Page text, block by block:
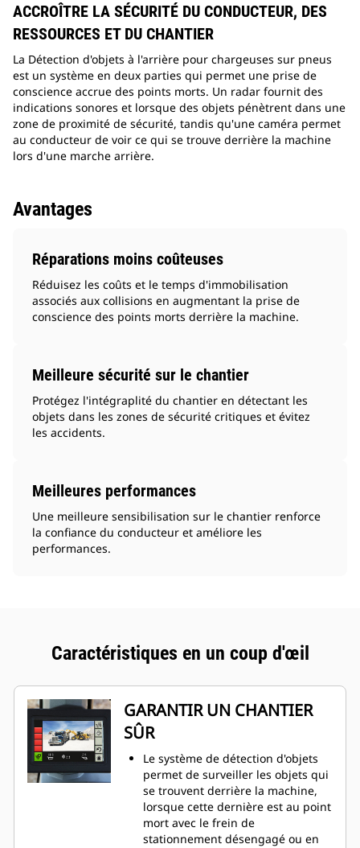
ACCROÎTRE LA SÉCURITÉ DU CONDUCTEUR, DES
RESSOURCES ET DU CHANTIER
La Détection d'objets à l'arrière pour chargeuses sur pneus
est un système en deux parties qui permet une prise de
conscience accrue des points morts. Un radar fournit des
indications sonores et lorsque des objets pénètrent dans une
zone de proximité de sécurité, tandis qu'une caméra permet
au conducteur de voir ce qui se trouve derrière la machine
lors d'une marche arrière.
Avantages
Réparations moins coûteuses
Réduisez les coûts et le temps d'immobilisation
associés aux collisions en augmentant la prise de
conscience des points morts derrière la machine.
Meilleure sécurité sur le chantier
Protégez l'intégraplité du chantier en détectant les
objets dans les zones de sécurité critiques et évitez
les accidents.
Meilleures performances
Une meilleure sensibilisation sur le chantier renforce
la confiance du conducteur et améliore les
performances.
Caractéristiques en un coup d'œil
GARANTIR UN CHANTIER
SÛR
Le système de détection d'objets
permet de surveiller les objets qui
se trouvent derrière la machine,
lorsque cette dernière est au point
mort avec le frein de
stationnement désengagé ou en